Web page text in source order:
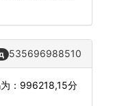
535696988510
为：996218,15分